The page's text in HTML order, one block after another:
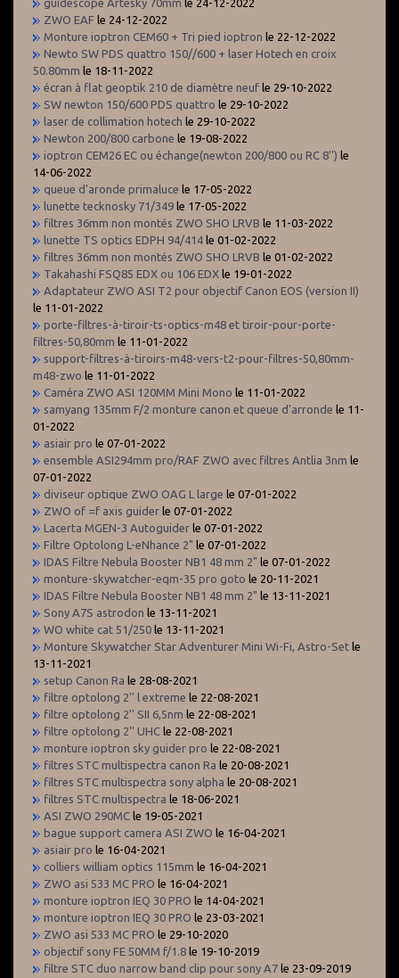
guidescope Artesky 70mm le 24-12-2022
ZWO EAF le 24-12-2022
Monture ioptron CEM60 + Tri pied ioptron le 22-12-2022
Newto SW PDS quattro 150//600 + laser Hotech en croix
50.80mm le 18-11-2022
écran à flat geoptik 210 de diamètre neuf le 29-10-2022
SW newton 150/600 PDS quattro le 29-10-2022
laser de collimation hotech le 29-10-2022
Newton 200/800 carbone le 19-08-2022
ioptron CEM26 EC ou échange(newton 200/800 ou RC 8'') le
14-06-2022
queue d'aronde primaluce le 17-05-2022
lunette tecknosky 71/349 le 17-05-2022
filtres 36mm non montés ZWO SHO LRVB le 11-03-2022
lunette TS optics EDPH 94/414 le 01-02-2022
filtres 36mm non montés ZWO SHO LRVB le 01-02-2022
Takahashi FSQ85 EDX ou 106 EDX le 19-01-2022
Adaptateur ZWO ASI T2 pour objectif Canon EOS (version II)
le 11-01-2022
porte-filtres-à-tiroir-ts-optics-m48 et tiroir-pour-porte-
filtres-50,80mm le 11-01-2022
support-filtres-à-tiroirs-m48-vers-t2-pour-filtres-50,80mm-
m48-zwo le 11-01-2022
Caméra ZWO ASI 120MM Mini Mono le 11-01-2022
samyang 135mm F/2 monture canon et queue d'arronde le 11-
01-2022
asiair pro le 07-01-2022
ensemble ASI294mm pro/RAF ZWO avec filtres Antlia 3nm le
07-01-2022
diviseur optique ZWO OAG L large le 07-01-2022
ZWO of =f axis guider le 07-01-2022
Lacerta MGEN-3 Autoguider le 07-01-2022
Filtre Optolong L-eNhance 2" le 07-01-2022
IDAS Filtre Nebula Booster NB1 48 mm 2" le 07-01-2022
monture-skywatcher-eqm-35 pro goto le 20-11-2021
IDAS Filtre Nebula Booster NB1 48 mm 2" le 13-11-2021
Sony A7S astrodon le 13-11-2021
WO white cat 51/250 le 13-11-2021
Monture Skywatcher Star Adventurer Mini Wi-Fi, Astro-Set le
13-11-2021
setup Canon Ra le 28-08-2021
filtre optolong 2'' l extreme le 22-08-2021
filtre optolong 2'' SII 6,5nm le 22-08-2021
filtre optolong 2'' UHC le 22-08-2021
monture ioptron sky guider pro le 22-08-2021
filtres STC multispectra canon Ra le 20-08-2021
filtres STC multispectra sony alpha le 20-08-2021
filtres STC multispectra le 18-06-2021
ASI ZWO 290MC le 19-05-2021
bague support camera ASI ZWO le 16-04-2021
asiair pro le 16-04-2021
colliers william optics 115mm le 16-04-2021
ZWO asi 533 MC PRO le 16-04-2021
monture ioptron IEQ 30 PRO le 14-04-2021
monture ioptron IEQ 30 PRO le 23-03-2021
ZWO asi 533 MC PRO le 29-10-2020
objectif sony FE 50MM f/1.8 le 19-10-2019
filtre STC duo narrow band clip pour sony A7 le 23-09-2019